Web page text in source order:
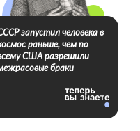
запустил человека в
раньше, чем по
США разрешили
браки